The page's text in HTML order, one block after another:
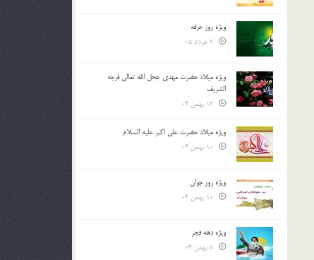
ویژه روز عرفه
ویژه میلاد حضرت مهدی عجل الله تعالی فرجه
الشريف
ویژه میلاد حضرت علی اکبر علیه السلام
ویژه روز جوان
ویژه دهه فجر